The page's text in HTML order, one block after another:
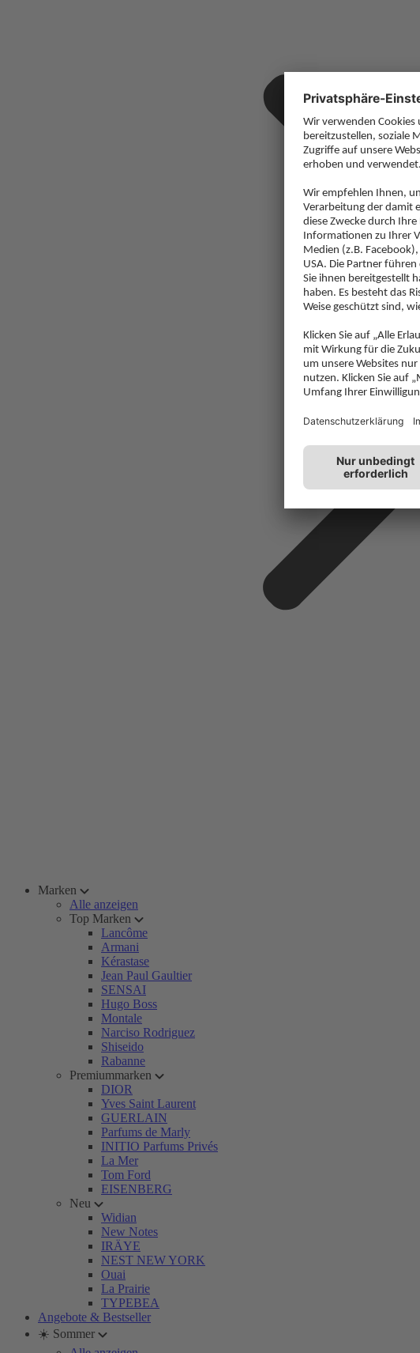
Marken
Alle anzeigen
Top Marken
Lancôme
Armani
Kérastase
Jean Paul Gaultier
SENSAI
Hugo Boss
Montale
Narciso Rodriguez
Shiseido
Rabanne
Premiummarken
DIOR
Yves Saint Laurent
GUERLAIN
Parfums de Marly
INITIO Parfums Privés
La Mer
Tom Ford
EISENBERG
Neu
Widian
New Notes
IRÄYE
NEST NEW YORK
Ouai
La Prairie
TYPEBEA
Angebote & Bestseller
☀️ Sommer